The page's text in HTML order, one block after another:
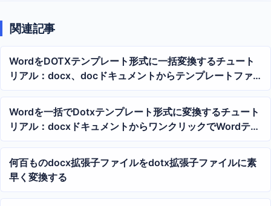
関連記事
WordをDOTXテンプレート形式に一括変換するチュート
リアル：docx、docドキュメントからテンプレートファ
イルをワンクリックで生成
Wordを一括でDotxテンプレート形式に変換するチュート
リアル：docxドキュメントからワンクリックでWordテン
プレートを生成
何百ものdocx拡張子ファイルをdotx拡張子ファイルに素
早く変換する